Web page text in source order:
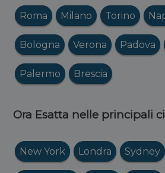
Roma Milano Torino
Bologna Verona Padova
Palermo Brescia
Ora Esatta nelle principali
New York Londra Sydney